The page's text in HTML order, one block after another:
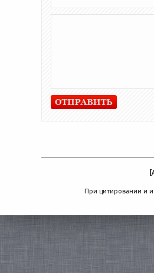
[
При цитировании и